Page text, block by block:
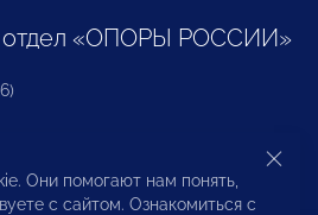
«ОПОРЫ РОССИИ»
предпринимателей и
Они помогают нам понять,
с сайтом. Ознакомиться с